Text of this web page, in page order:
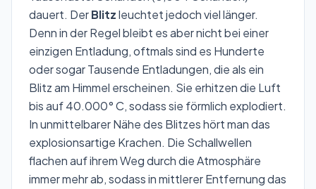
dauert. DerBlitzleuchtet jedoch viel länger.
Denn in der Regel bleibt es aber nicht bei einer
einzigen Entladung, oftmals sind es Hunderte
oder sogar Tausende Entladungen, die als ein
Blitz am Himmel erscheinen. Sie erhitzen die Luft
bis auf 40.000° C, sodass sie förmlich explodiert.
In unmittelbarer Nähe des Blitzes hört man das
explosionsartige Krachen. Die Schallwellen
flachen auf ihrem Weg durch die Atmosphäre
immer mehr ab, sodass in mittlerer Entfernung das